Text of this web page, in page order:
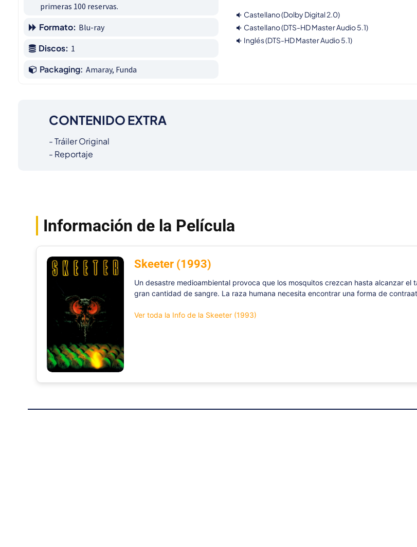
primeras 100 reservas.
Formato: Blu-ray
Discos: 1
Packaging: Amaray, Funda
Castellano (Dolby Digital 2.0)
Castellano (DTS-HD Master Audio 5.1)
Inglés (DTS-HD Master Audio 5.1)
CONTENIDO EXTRA
- Tráiler Original
- Reportaje
Información de la Película
Skeeter (1993)
Un desastre medioambiental provoca que los mosquitos crezcan hasta alcanzar
gran cantidad de sangre. La raza humana necesita encontrar una forma de
Ver toda la Info de la Skeeter (1993)